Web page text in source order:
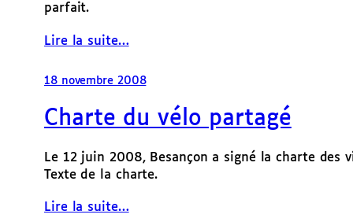
parfait.
Lire la suite…
18 novembre 2008
Charte du vélo partagé
Le 12 juin 2008, Besançon a signé la charte des
Texte de la charte.
Lire la suite…